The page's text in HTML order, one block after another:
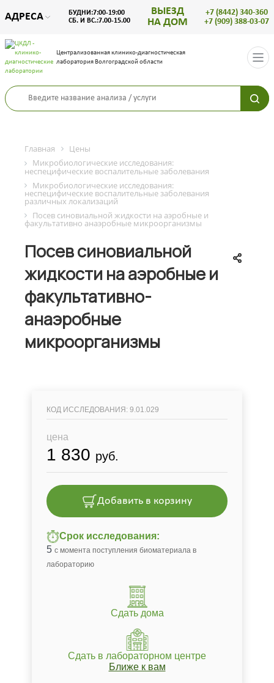
АДРЕСА
БУДНИ:7:00-19:00
СБ. И ВС.:7.00-15.00
ВЫЕЗД
НА ДОМ
+7 (8442) 340-360
+7 (909) 388-03-07
Централизованная клинико-диагностическая
лаборатория Волгоградской области
Главная
Цены
Микробиологические исследования:
неспецифические воспалительные заболевания
Микробиологические исследования:
неспецифические воспалительные заболевания
различных локализаций
Посев синовиальной жидкости на аэробные и
факультативно­ анаэробные микроорганизмы
Посев синовиальной
жидкости на аэробные и
факультативно­
анаэробные
микроорганизмы
КОД ИССЛЕДОВАНИЯ: 9.01.029
цена
1 830 руб.
Добавить в корзину
Срок исследования:
5 с момента поступления биоматериала в
лабораторию
Сдать дома
Сдать в лабораторном центре
Ближе к вам